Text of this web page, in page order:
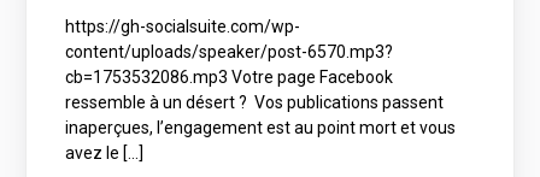
https://gh-socialsuite.com/wp-
content/uploads/speaker/post-6570.mp3?
cb=1753532086.mp3 Votre page Facebook
ressemble à un désert ? Vos publications passent
inaperçues, l’engagement est au point mort et vous
avez le […]